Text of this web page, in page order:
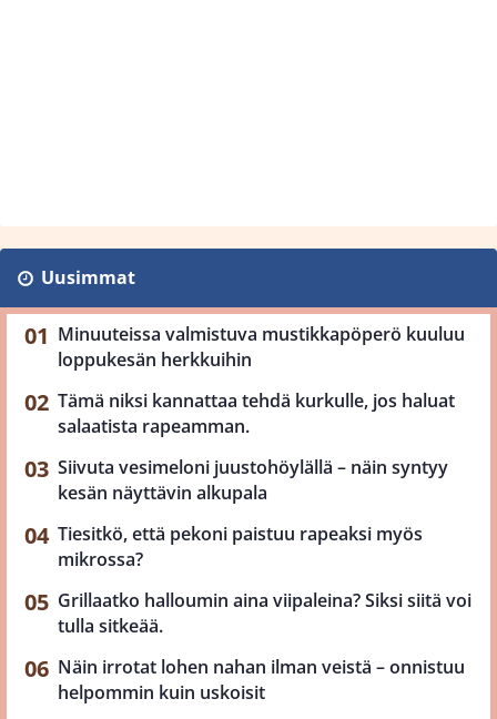
Uusimmat
Minuuteissa valmistuva mustikkapöperö kuuluu
loppukesän herkkuihin
Tämä niksi kannattaa tehdä kurkulle, jos haluat
salaatista rapeamman.
Siivuta vesimeloni juustohöylällä – näin syntyy
kesän näyttävin alkupala
Tiesitkö, että pekoni paistuu rapeaksi myös
mikrossa?
Grillaatko halloumin aina viipaleina? Siksi siitä voi
tulla sitkeää.
Näin irrotat lohen nahan ilman veistä – onnistuu
helpommin kuin uskoisit